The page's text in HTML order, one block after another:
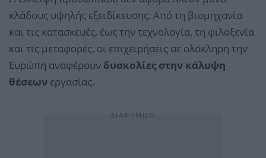
κλάδους υψηλής εξειδίκευσης. Από τη βιομηχανία
και τις κατασκευές, έως την τεχνολογία, τη φιλοξενία
και τις μεταφορές, οι επιχειρήσεις σε ολόκληρη την
Ευρώπη αναφέρουν δυσκολίες στην κάλυψη
θέσεων εργασίας.